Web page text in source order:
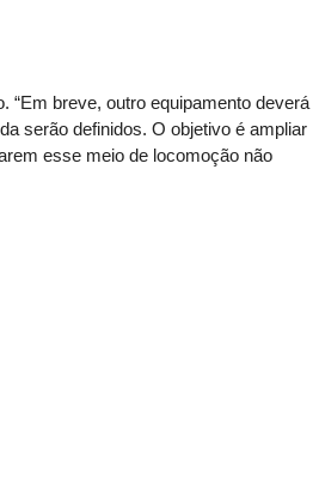
“Em breve, outro equipamento deverá
serão definidos. O objetivo é ampliar
esse meio de locomoção não